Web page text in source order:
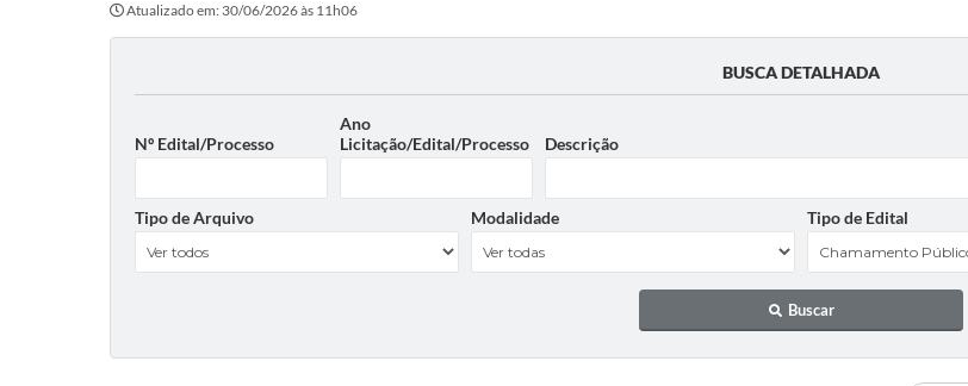
Atualizado em: 30/06/2026 às 11h06
BUSCA DETALHADA
Nº Edital/Processo
Ano
Licitação/Edital/Processo
Descrição
Tipo de Arquivo Modalidade Tipo de Edital
Buscar